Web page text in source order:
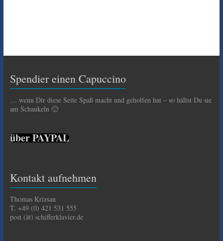
Spendier einen Capuccino
… wenn Dir diese Seite Spaß macht und geholfen hat – so hältst Du sie
am Schaukeln 🙂
über PAYPAL
Kontakt aufnehmen
Thomas Krizsan
T. +49 (0) 421 531 555
post (ät) schifferklavier.de